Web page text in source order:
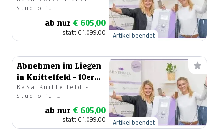
Studio für
geistiges
Wohlbefinden OG
ab nur € 605,00
statt€ 1.099,00 Artikel beendet
Abnehmen im Liegen
in Knittelfeld - 10er
Block
KaSa Knittelfeld -
Studio für
geistiges
Wohlbefinden OG
ab nur € 605,00
statt€ 1.099,00 Artikel beendet